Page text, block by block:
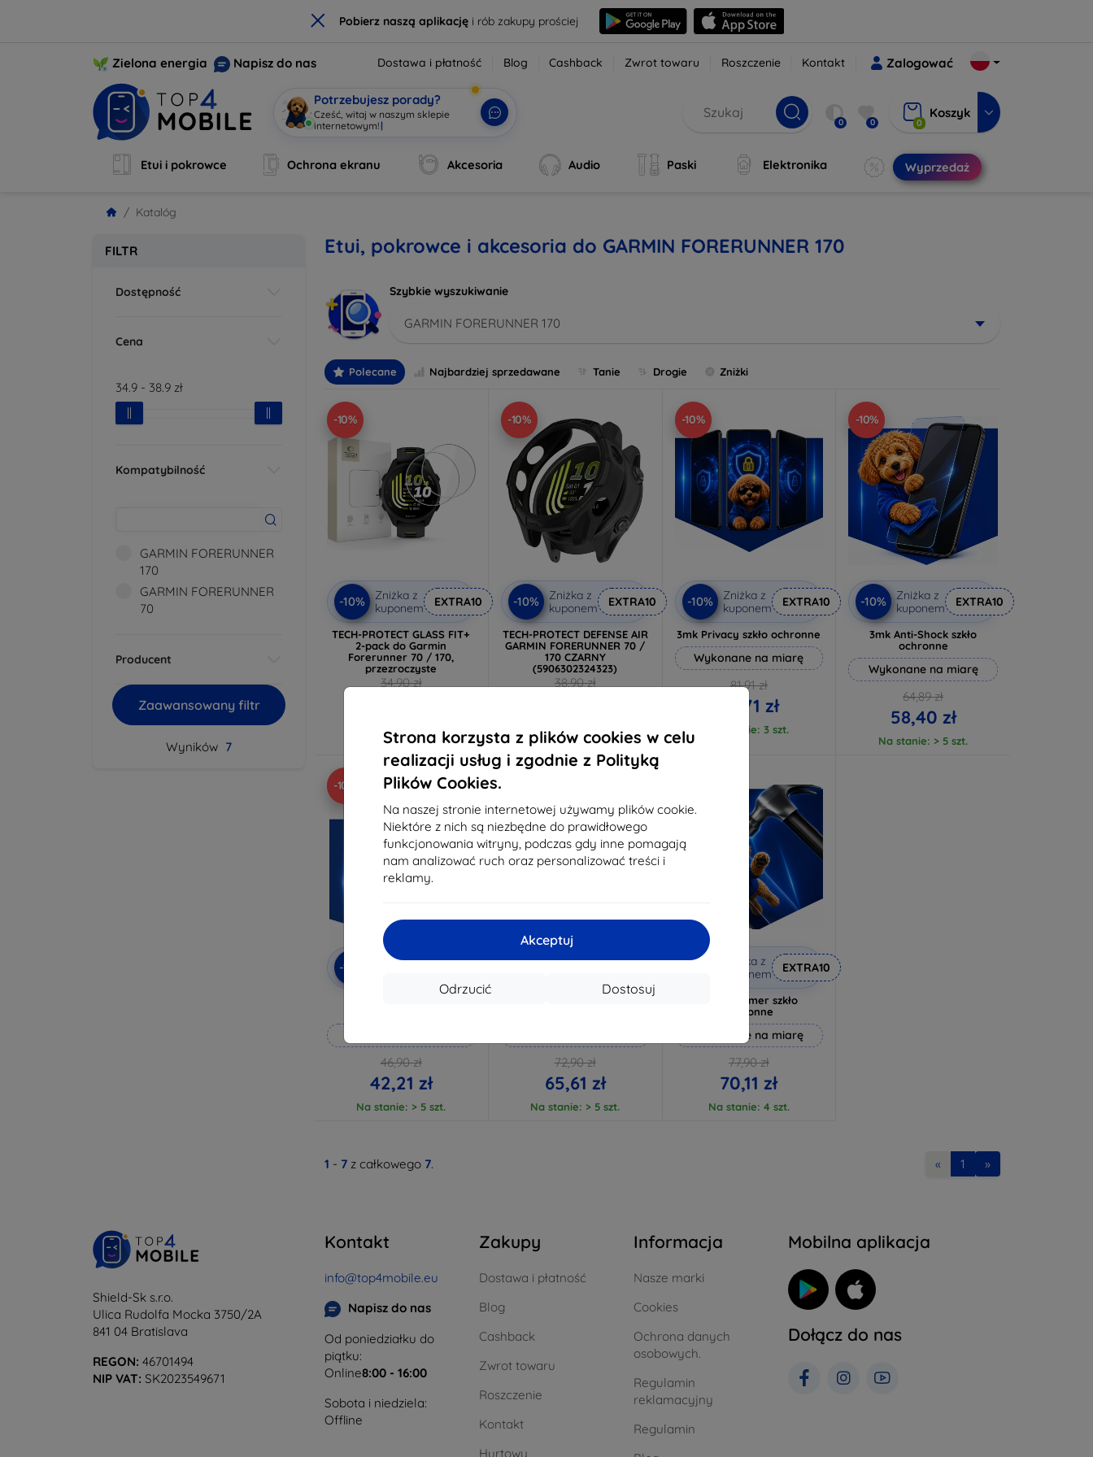
× Pobierz naszą aplikacjęi rób zakupy prościej
Strona korzysta z plików cookies w celu
realizacji usług i zgodnie z Polityką
Plików Cookies.
Na naszej stronie internetowej używamy plików cookie.
Niektóre z nich są niezbędne do prawidłowego
funkcjonowania witryny, podczas gdy inne pomagają
nam analizować ruch oraz personalizować treści i
reklamy.
Akceptuj
Dostosuj
Odrzucić
Zielona energia Napisz do nas Dostawa i płatność Blog Cashback Zwrot towaru Roszczenie Kontakt Zalogować
Potrzebujesz porady?
Cześć, witaj w naszym sklepie
inte| 0 0 0
Koszyk
Etui i pokrowce Ochrona ekranu Akcesoria Audio Paski Elektronika Wyprzedaż
Katalóg
FILTR
Dostępność
Cena
34.9 - 38.9 zł
Kompatybilność
GARMIN FORERUNNER
170
GARMIN FORERUNNER
70
Producent
Zaawansowany filtr
Wyników 7
Etui, pokrowce i akcesoria do GARMIN FORERUNNER 170
Szybkie wyszukiwanie
GARMIN FORERUNNER 170
Polecane Najbardziej sprzedawane Tanie Drogie Zniżki
-10%
-10%
Zniżka z
kuponem
EXTRA10
TECH-PROTECT GLASS FIT+
2-pack do Garmin
Forerunner 70 / 170,
przezroczyste
34,90 zł
-10%
-10%
Zniżka z
kuponem
EXTRA10
TECH-PROTECT DEFENSE AIR
GARMIN FORERUNNER 70 /
170 CZARNY
(5906302324323)
38,90 zł
-10%
-10%
Zniżka z
kuponem
EXTRA10
3mk Privacy szkło ochronne
Wykonane na miarę
81,91 zł
73,71 zł
Na stanie: 3 szt.
-10%
-10%
Zniżka z
kuponem
EXTRA10
3mk Anti-Shock szkło
ochronne
Wykonane na miarę
64,89 zł
58,40 zł
Na stanie: > 5 szt.
-10%
-10%
Zniżka z
46,90 zł
42,21 zł
Na stanie: > 5 szt.
Zniżka z
72,90 zł
65,61 zł
Na stanie: > 5 szt.
Zniżka z
kuponem
EXTRA10
3mk Hammer szkło
ochronne
Wykonane na miarę
77,90 zł
70,11 zł
Na stanie: 4 szt.
1 - 7 z całkowego 7. « 1 »
Shield-Sk s.r.o.
Ulica Rudolfa Mocka 3750/2A
841 04 Bratislava
REGON: 46701494
NIP VAT: SK2023549671
Kontakt
info@top4mobile.eu
Napisz do nas
Od poniedziałku do
piątku:
Online8:00 - 16:00
Sobota i niedziela:
Offline
Zakupy
Dostawa i płatność
Blog
Cashback
Zwrot towaru
Roszczenie
Kontakt
Hurtowy
Informacja
Nasze marki
Cookies
Ochrona danych
osobowych.
Regulamin
reklamacyjny
Regulamin
Mobilna aplikacja
Dołącz do nas